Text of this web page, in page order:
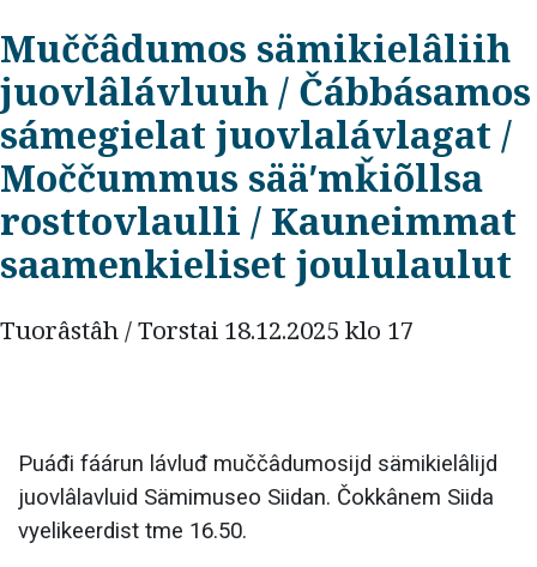
Muččâdumos sämikielâliih
juovlâlávluuh / Čábbásamos
sámegielat juovlalávlagat /
Moččummus sääʹmǩiõllsa
rosttovlaulli / Kauneimmat
saamenkieliset joululaulut
Tuorâstâh / Torstai 18.12.2025 klo 17
Puáđi fáárun lávluđ muččâdumosijd sämikielâlijd
juovlâlavluid Sämimuseo Siidan. Čokkânem Siida
vyelikeerdist tme 16.50.